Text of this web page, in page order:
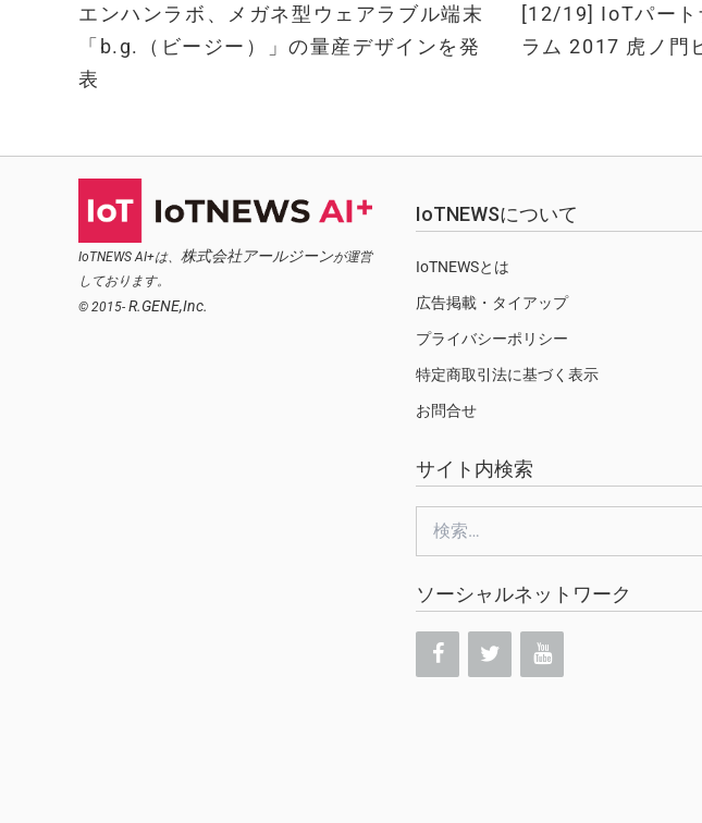
エンハンラボ、メガネ型ウェアラブル端末
「b.g.（ビージー）」の量産デザインを発
表
[12/19] IoTパート
ラム 2017 虎ノ門
IoTNEWS AI+は、 株式会社アールジーンが運営
しております。
© 2015- R.GENE,Inc.
IoTNEWSについて
IoTNEWSとは
広告掲載・タイアップ
プライバシーポリシー
特定商取引法に基づく表示
お問合せ
サイト内検索
ソーシャルネットワーク